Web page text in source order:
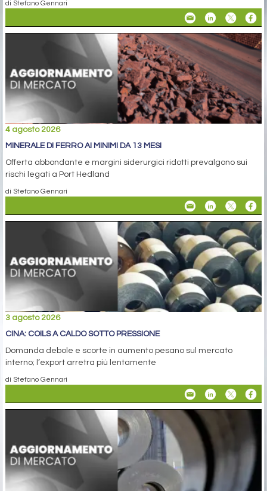
di Stefano Gennari
4 agosto 2026
MINERALE DI FERRO AI MINIMI DA 13 MESI
Offerta abbondante e margini siderurgici ridotti prevalgono sui
rischi legati a Port Hedland
di Stefano Gennari
3 agosto 2026
CINA: COILS A CALDO SOTTO PRESSIONE
Domanda debole e scorte in aumento pesano sul mercato
interno; l’export arretra più lentamente
di Stefano Gennari